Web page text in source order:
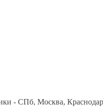
- СПб, Москва, Краснодар